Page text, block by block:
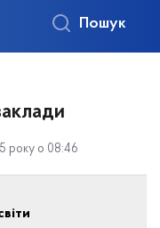
Пошук
року о 08:46